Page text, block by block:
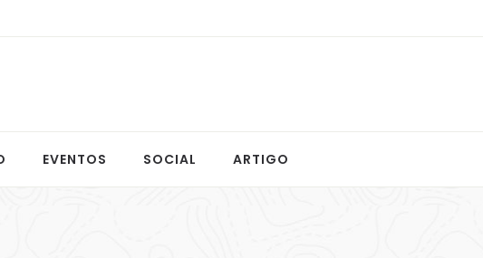
EVENTOS SOCIAL ARTIGO